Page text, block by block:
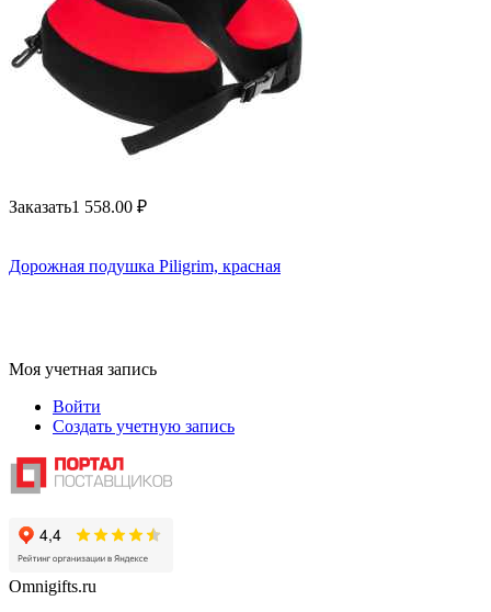
Заказать1 558.00 ₽
Дорожная подушка Piligrim, красная
Моя учетная запись
Войти
Создать учетную запись
Omnigifts.ru